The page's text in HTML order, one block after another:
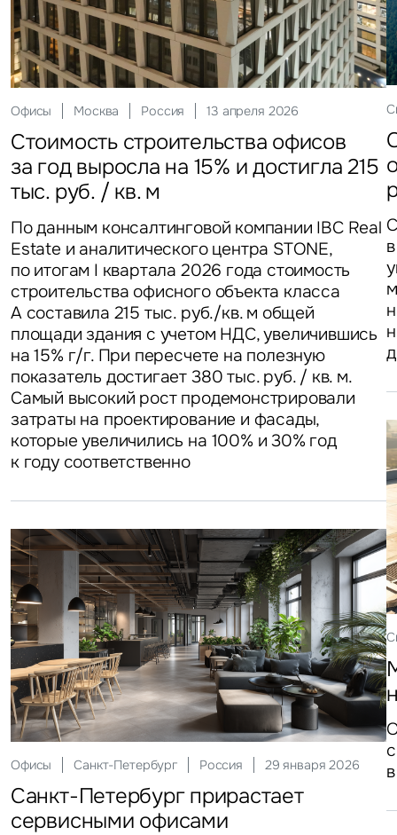
Офисы Москва Россия 13 апреля 2026
Стоимость строительства офисов
за год выросла на 15% и достигла 215
тыс. руб. / кв. м
По данным консалтинговой компании IBC Real
Estate и аналитического центра STONE,
по итогам I квартала 2026 года стоимость
строительства офисного объекта класса
А составила 215 тыс. руб./кв. м общей
площади здания с учетом НДС, увеличившись
на 15% г/г. При пересчете на полезную
показатель достигает 380 тыс. руб. / кв. м.
Самый высокий рост продемонстрировали
затраты на проектирование и фасады,
которые увеличились на 100% и 30% год
к году соответственно
Офисы Санкт-Петербург Россия 29 января 2026
Санкт-Петербург прирастает
сервисными офисами